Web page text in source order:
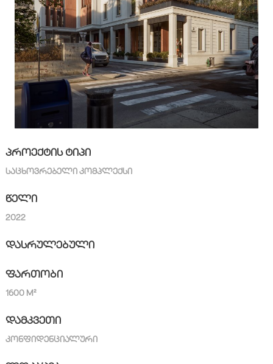
ᲞᲠᲝᲔᲥᲢᲘᲡ ᲢᲘᲞᲘ
ᲡᲐᲪᲮᲝᲕᲠᲔᲑᲔᲚᲘ ᲙᲝᲛᲞᲚᲔᲥᲡᲘ
ᲬᲔᲚᲘ
2022
ᲓᲐᲡᲠᲣᲚᲔᲑᲣᲚᲘ
ᲤᲐᲠᲗᲝᲑᲘ
1600 M²
ᲓᲐᲛᲙᲕᲔᲗᲘ
ᲙᲝᲜᲤᲘᲓᲔᲜᲪᲘᲐᲚᲣᲠᲘ